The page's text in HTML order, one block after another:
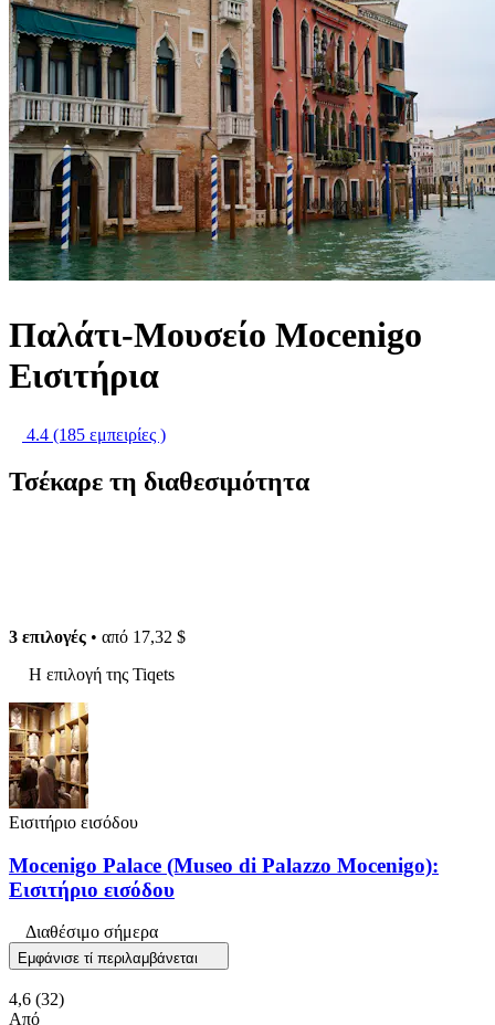
Παλάτι-Μουσείο Mocenigo
Εισιτήρια
4.4 (185 εμπειρίες )
Τσέκαρε τη διαθεσιμότητα
3 επιλογές • από 17,32 $
Η επιλογή της Tiqets
Εισιτήριο εισόδου
Mocenigo Palace (Museo di Palazzo Mocenigo):
Εισιτήριο εισόδου
Διαθέσιμο σήμερα
Εμφάνισε τί περιλαμβάνεται
4,6 (32)
Από